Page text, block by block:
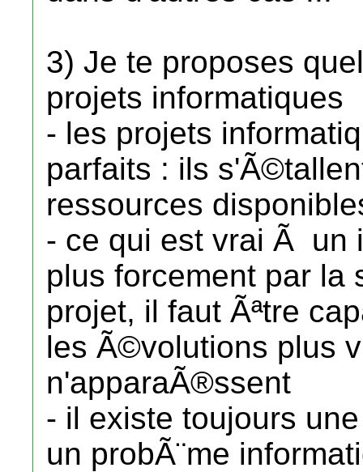
3) Je te proposes
projets informatiques
- les projets
parfaits : ils
ressources
- ce qui est vrai Ã un
plus forcement par la
projet, il faut Ãªtre
les Ã©volutions plus
n'apparaÃ®ssent
- il existe toujours
un probÃ¨me